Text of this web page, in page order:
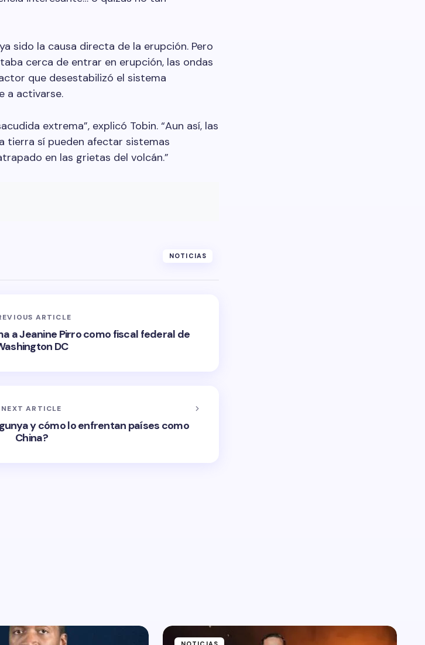
sido la causa directa de la erupción. Pero
cerca de entrar en erupción, las ondas
que desestabilizó el sistema
a activarse.
extrema”, explicó Tobin. “Aun así, las
tierra sí pueden afectar sistemas
en las grietas del volcán.”
NOTICIAS
ARTICLE
a Jeanine Pirro como fiscal federal de
DC
NEXT ARTICLE
y cómo lo enfrentan países como
China?